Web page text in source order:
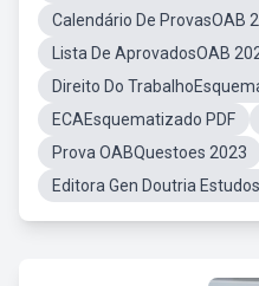
Calendário De ProvasOAB
Lista De AprovadosOAB
Direito Do
ECAEsquematizado PDF
Prova OABQuestoes 2023
Editora Gen Doutria